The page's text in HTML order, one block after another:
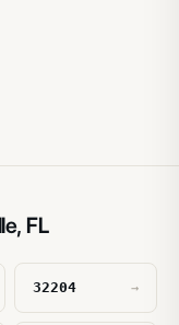
FL
32204 →